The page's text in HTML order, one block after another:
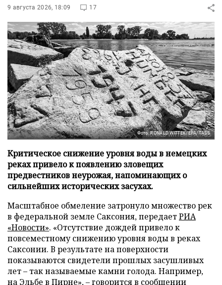
9 августа 2026, 18:09 17
Фото: RONALD WITTEK/EPA/TASS
Критическое снижение уровня воды в немецких
реках привело к появлению зловещих
предвестников неурожая, напоминающих о
сильнейших исторических засухах.
Масштабное обмеление затронуло множество рек
в федеральной земле Саксония, передаетРИА
«Новости». «Отсутствие дождей привело к
повсеместному снижению уровня воды в реках
Саксонии. В результате на поверхности
показываются свидетели прошлых засушливых
лет – так называемые камни голода. Например,
на Эльбе в Пирне», – говорится в сообщении